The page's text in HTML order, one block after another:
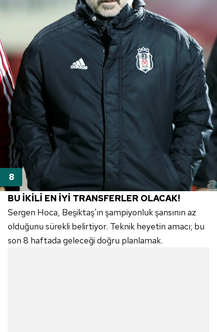
BU İKİLİ EN İYİ TRANSFERLER OLACAK!
Sergen Hoca, Beşiktaş'ın şampiyonluk şansının az
olduğunu sürekli belirtiyor. Teknik heyetin amacı; bu
son 8 haftada geleceği doğru planlamak.